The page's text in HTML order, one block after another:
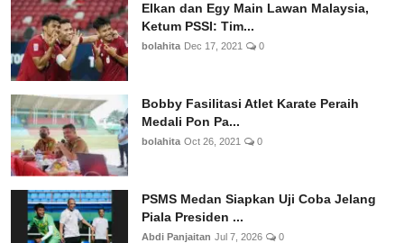
Elkan dan Egy Main Lawan Malaysia,
Ketum PSSI: Tim...
bolahita Dec 17, 2021 0
Bobby Fasilitasi Atlet Karate Peraih
Medali Pon Pa...
bolahita Oct 26, 2021 0
PSMS Medan Siapkan Uji Coba Jelang
Piala Presiden ...
Abdi Panjaitan Jul 7, 2026 0